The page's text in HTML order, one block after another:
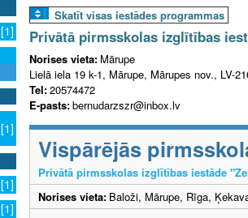
[1]
[1]
[1]
[1]
Skatīt visas iestādes programmas
Privātā pirmsskolas izglītības
Norises vieta: Mārupe
Lielā iela 19 k-1, Mārupe, Mārupes nov., LV-
Tel:20574472
E-pasts:bernudarzszr@inbox.lv
Vispārējās
Privātā pirmsskolas izglītības iestāde
Norises vieta: Baloži, Mārupe, Rīga,